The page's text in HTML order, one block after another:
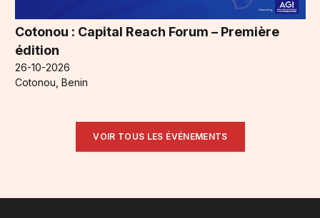
Cotonou : Capital Reach Forum – Première
édition
26-10-2026
Cotonou, Benin
VOIR TOUS LES ÉVÉNEMENTS